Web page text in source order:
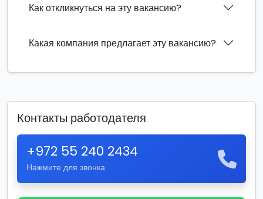
Как откликнуться на эту вакансию?
Какая компания предлагает эту вакансию?
Контакты работодателя
+972 55 240 2434
Нажмите для звонка